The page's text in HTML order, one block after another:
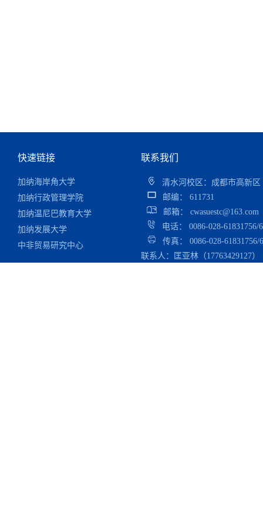
快速链接
加纳行政管理学院
加纳温尼巴教育大学
加纳发展大学
中非贸易研究中心
尼日利亚华人网
马里华侨华人联合总会
联系我们
清水河校区：成都市高新
邮编： 611731
邮箱： cwasuestc@163.com
电话： 0086-028-61831756/
传真： 0086-028-61831756/
联系人：匡亚林（17763429127）